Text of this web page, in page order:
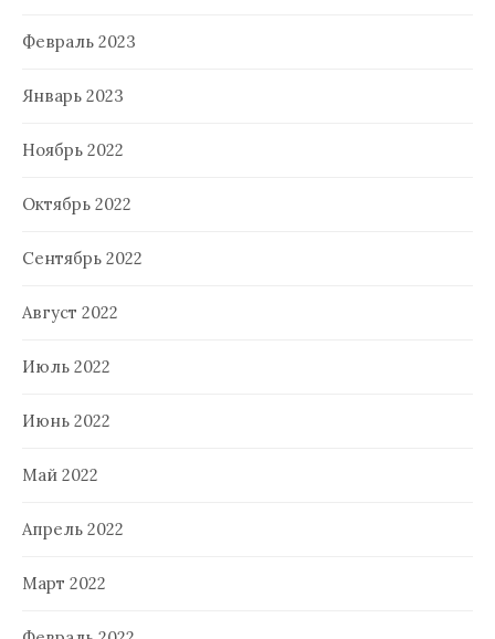
Февраль 2023
Январь 2023
Ноябрь 2022
Октябрь 2022
Сентябрь 2022
Август 2022
Июль 2022
Июнь 2022
Май 2022
Апрель 2022
Март 2022